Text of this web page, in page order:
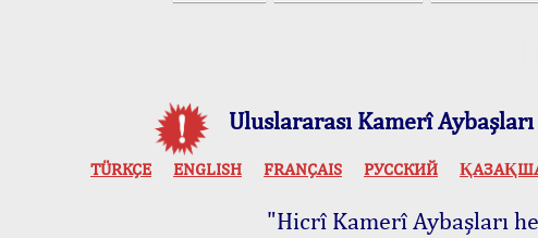
Uluslararası Kamerî
TÜRKÇE ENGLISH FRANÇAIS РУССКИЙ
"Hicrî Kamerî Aybaşları